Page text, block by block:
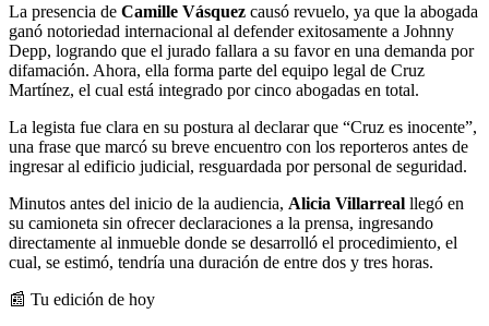
La presencia de Camille Vásquez causó revuelo, ya que la abogada
ganó notoriedad internacional al defender exitosamente a Johnny
Depp, logrando que el jurado fallara a su favor en una demanda por
difamación. Ahora, ella forma parte del equipo legal de Cruz
Martínez, el cual está integrado por cinco abogadas en total.
La legista fue clara en su postura al declarar que “Cruz es inocente”,
una frase que marcó su breve encuentro con los reporteros antes de
ingresar al edificio judicial, resguardada por personal de seguridad.
Minutos antes del inicio de la audiencia, Alicia Villarreal llegó en
su camioneta sin ofrecer declaraciones a la prensa, ingresando
directamente al inmueble donde se desarrolló el procedimiento, el
cual, se estimó, tendría una duración de entre dos y tres horas.
📰 Tu edición de hoy